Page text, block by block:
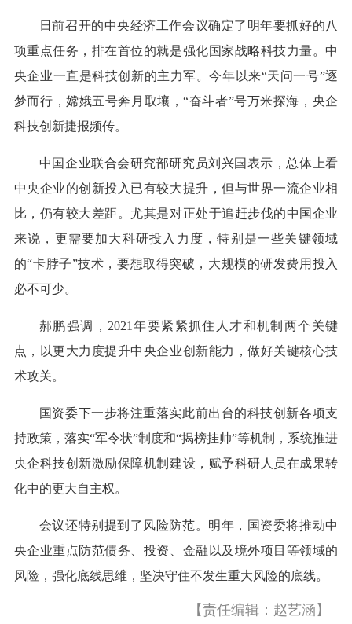
日前召开的中央经济工作会议确定了明年要抓好的八
项重点任务，排在首位的就是强化国家战略科技力量。中
央企业一直是科技创新的主力军。今年以来“天问一号”逐
梦而行，嫦娥五号奔月取壤，“奋斗者”号万米探海，央企
科技创新捷报频传。
中国企业联合会研究部研究员刘兴国表示，总体上看
中央企业的创新投入已有较大提升，但与世界一流企业相
比，仍有较大差距。尤其是对正处于追赶步伐的中国企业
来说，更需要加大科研投入力度，特别是一些关键领域
的“卡脖子”技术，要想取得突破，大规模的研发费用投入
必不可少。
郝鹏强调，2021年要紧紧抓住人才和机制两个关键
点，以更大力度提升中央企业创新能力，做好关键核心技
术攻关。
国资委下一步将注重落实此前出台的科技创新各项支
持政策，落实“军令状”制度和“揭榜挂帅”等机制，系统推进
央企科技创新激励保障机制建设，赋予科研人员在成果转
化中的更大自主权。
会议还特别提到了风险防范。明年，国资委将推动中
央企业重点防范债务、投资、金融以及境外项目等领域的
风险，强化底线思维，坚决守住不发生重大风险的底线。
【责任编辑：赵艺涵】